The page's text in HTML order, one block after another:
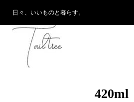
日々、いいものと暮らす。
420ml